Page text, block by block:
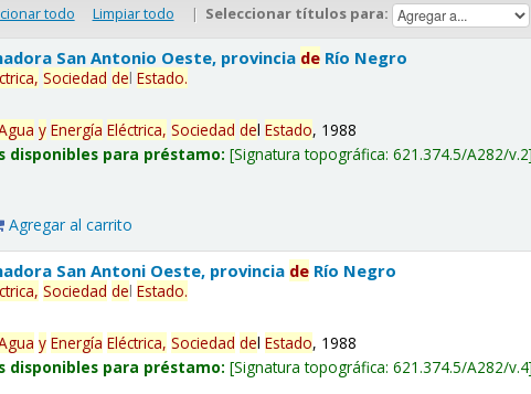
todo Limpiar todo | Seleccionar títulos para:
San Antonio Oeste, provincia de Río Negro
Sociedad delEstado.
y Energía Eléctrica, Sociedad delEstado, 1988
disponibles para préstamo: Signatura topográfica:621.374.5/A282/v.2
Agregar al carrito
San Antoni Oeste, provincia de Río Negro
Sociedad delEstado.
y Energía Eléctrica, Sociedad delEstado, 1988
disponibles para préstamo: Signatura topográfica:621.374.5/A282/v.4